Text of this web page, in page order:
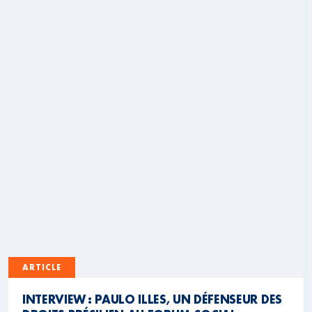
ARTICLE
INTERVIEW : PAULO ILLES, UN DÉFENSEUR DES